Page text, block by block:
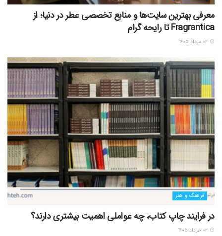
معرفی بهترین سایت‌ها و منابع تخصصی عطر در دنیا؛ از
Fragrantica تا رایحه گرام
فرهنگ و هنر
در فرایند چاپ کتاب، چه عواملی اهمیت بیشتری دارند؟